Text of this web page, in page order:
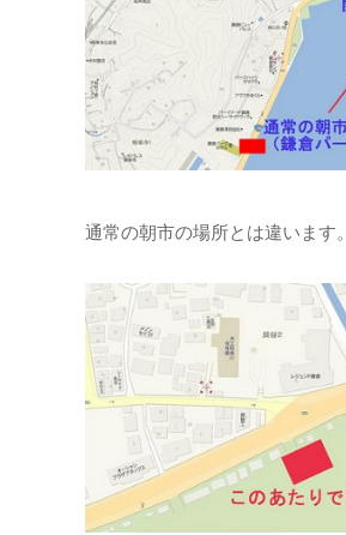
通常の朝市の場所とは違います。